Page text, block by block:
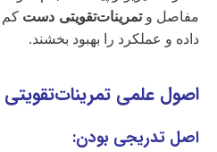
مفاصل وتمرینات‌تقویتی دست کم
داده و عملکرد را بهبود بخشند.
اصول علمی
اصل تدریجی بودن: